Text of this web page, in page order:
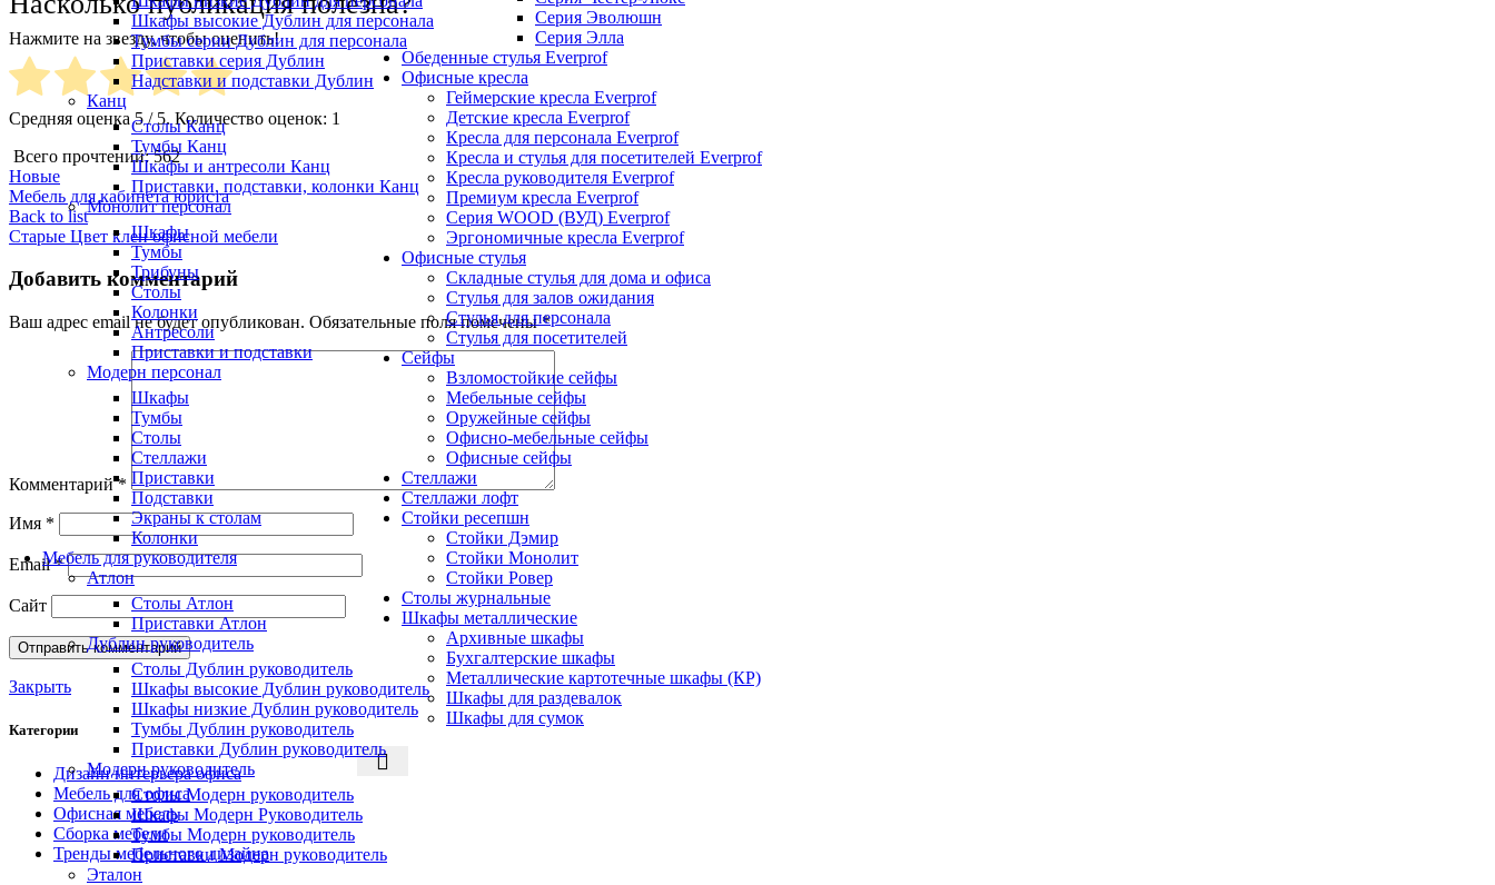
Серия Эволюшн
Серия Элла
Обеденные стулья Everprof
Офисные кресла
Геймерские кресла Everprof
Детские кресла Everprof
Кресла для персонала Everprof
Кресла и стулья для посетителей Everprof
Кресла руководителя Everprof
Премиум кресла Everprof
Серия WOOD (ВУД) Everprof
Эргономичные кресла Everprof
Офисные стулья
Складные стулья для дома и офиса
Стулья для залов ожидания
Стулья для персонала
Стулья для посетителей
Сейфы
Взломостойкие сейфы
Мебельные сейфы
Оружейные сейфы
Офисно-мебельные сейфы
Офисные сейфы
Стеллажи
Стеллажи лофт
Стойки ресепшн
Стойки Дэмир
Стойки Монолит
Стойки Ровер
Столы журнальные
Шкафы металлические
Архивные шкафы
Бухгалтерские шкафы
Металлические картотечные шкафы (КР)
Шкафы для раздевалок
Шкафы для сумок
Шкафы высокие Дублин для персонала
Тумбы серии Дублин для персонала
Приставки серия Дублин
Надставки и подставки Дублин
Канц
Столы Канц
Тумбы Канц
Шкафы и антресоли Канц
Приставки, подставки, колонки Канц
Монолит персонал
Шкафы
Тумбы
Трибуны
Столы
Колонки
Антресоли
Приставки и подставки
Модерн персонал
Шкафы
Тумбы
Столы
Стеллажи
Приставки
Подставки
Экраны к столам
Колонки
Мебель для руководителя
Атлон
Столы Атлон
Приставки Атлон
Дублин руководитель
Столы Дублин руководитель
Шкафы высокие Дублин руководитель
Шкафы низкие Дублин руководитель
Тумбы Дублин руководитель
Приставки Дублин руководитель
Модерн руководитель
Столы Модерн руководитель
Шкафы Модерн Руководитель
Тумбы Модерн руководитель
Приставки Модерн руководитель
Эталон
Нажмите на звезду, чтобы оценить!
Средняя оценка5 / 5. Количество оценок: 1
Всего прочтений: 562
Новые
Мебель для кабинета юриста
Back to list
Старые Цвет клен офисной мебели
Добавить комментарий
Ваш адрес email не будет опубликован. Обязательные поля помечены*
Комментарий*
Имя *
Email*
Сайт
Закрыть
Категории
Дизайн интерьера офиса
Мебель для офиса
Офисная мебель
Сборка мебели
Тренды мебельного дизайна